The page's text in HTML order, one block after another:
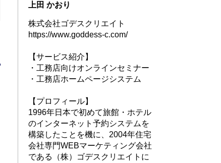
上田 かおり
株式会社ゴデスクリエイト
https://www.goddess-c.com/
【サービス紹介】
・ 工務店向けオンラインセミナー
・ 工務店ホームページシステム
【プロフィール】
1996年日本で初めて旅館・ホテル
のインターネット予約システムを
構築したことを機に、2004年住宅
会社専門WEBマーケティング会社
である（株）ゴデスクリエイトに